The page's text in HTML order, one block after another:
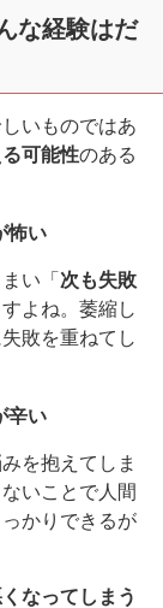
な経験はだ
いものではあ
可能性のある
怖い
い「 次も失敗
よね。萎縮し
敗を重ねてし
辛い
を抱えてしま
いことで人間
かりできるが
なってしまう